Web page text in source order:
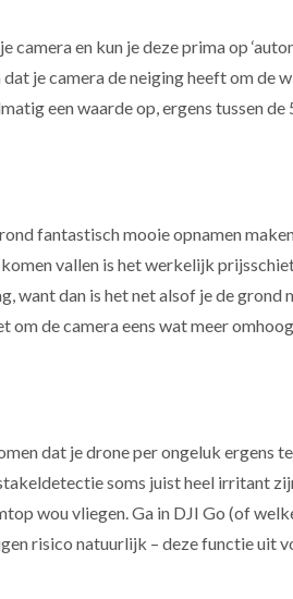
en kun je deze prima op
je camera de neiging heeft om de
een waarde op, ergens tussen de
fantastisch mooie opnamen
vallen is het werkelijk
want dan is het net alsof je de
om de camera eens wat meer
dat je drone per ongeluk ergens
soms juist heel irritant
wou vliegen. Ga in DJI Go (of
risico natuurlijk – deze functie uit